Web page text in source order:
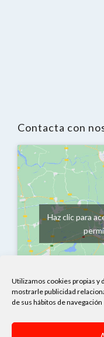
Utilizamos cookies propias
mostrarle publicidad
de sus hábitos de navegación
Contacta con
Haz clic para
Para toldos: